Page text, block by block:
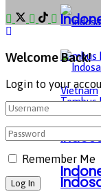
Welcome Back!
Login to your
Remember Me